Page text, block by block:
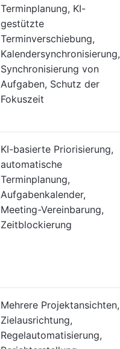
Terminplanung, KI-
gestützte
Terminverschiebung,
Kalendersynchronisierung,
Synchronisierung von
Aufgaben, Schutz der
Fokuszeit
KI-basierte Priorisierung,
automatische
Terminplanung,
Aufgabenkalender,
Meeting-Vereinbarung,
Zeitblockierung
Mehrere Projektansichten,
Zielausrichtung,
Regelautomatisierung,